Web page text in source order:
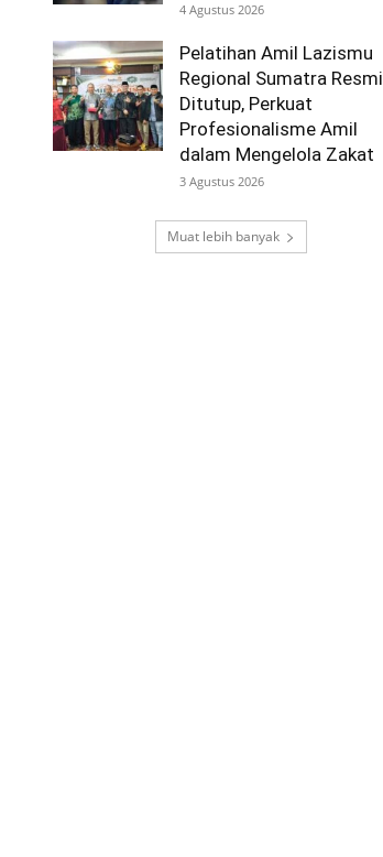
4 Agustus 2026
Pelatihan Amil Lazismu
Regional Sumatra Resmi
Ditutup, Perkuat
Profesionalisme Amil
dalam Mengelola Zakat
3 Agustus 2026
Muat lebih banyak